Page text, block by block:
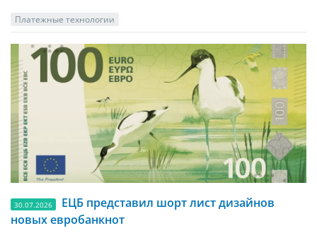
Платежные технологии
30.07.2026
ЕЦБ представил шорт лист дизайнов
новых евробанкнот